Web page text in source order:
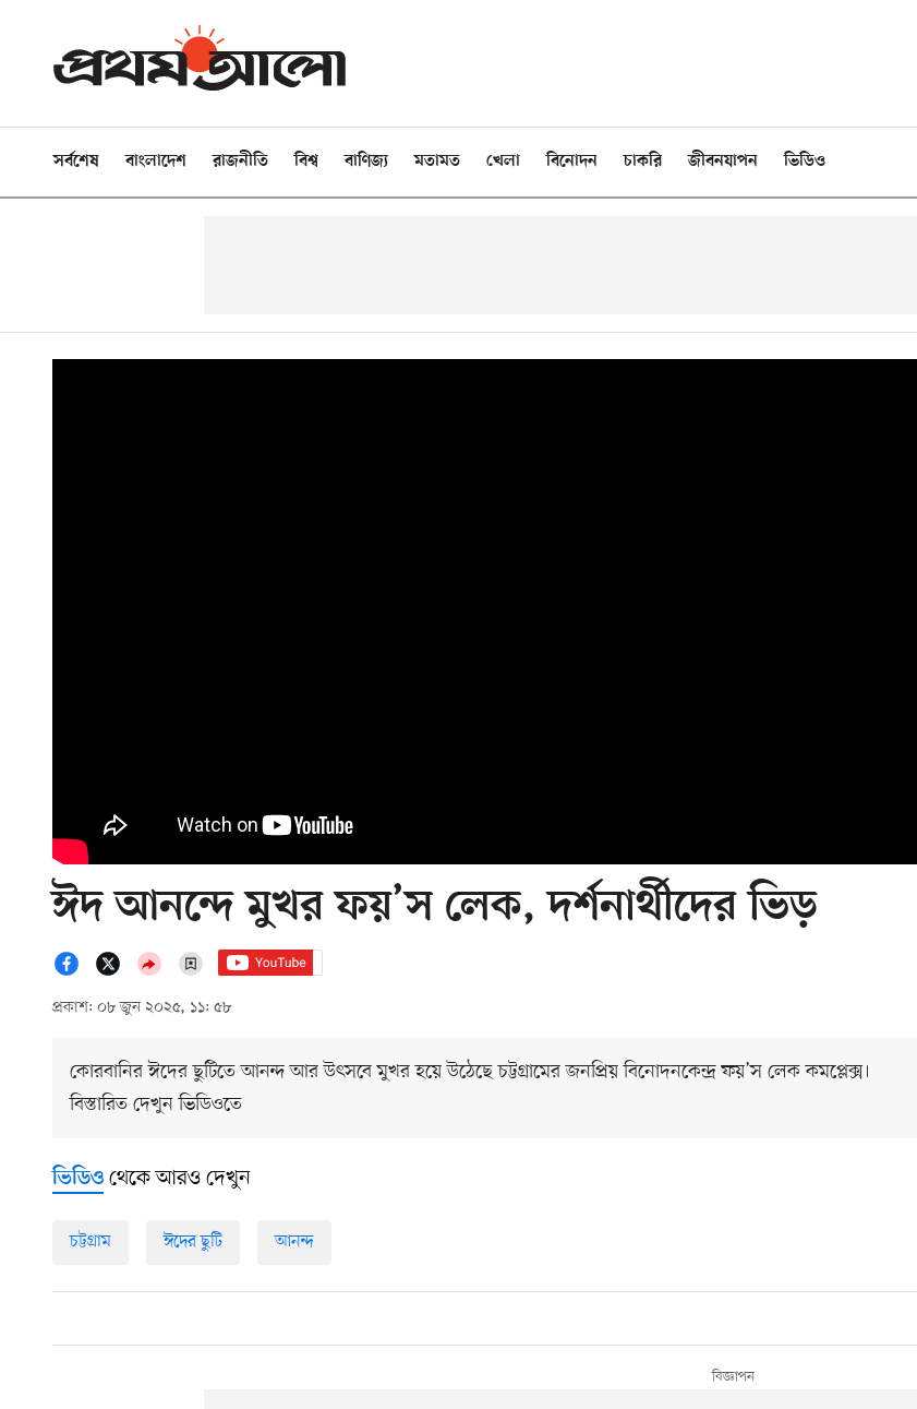
সর্বশেষ বাংলাদেশ রাজনীতি বিশ্ব বাণিজ্য মতামত খেলা বিনোদন চাকরি জীবনযাপন ভিডিও
ঈদ আনন্দে মুখর ফয়’স লেক, দর্শনার্থীদের ভিড়
প্রকাশ: ০৮ জুন ২০২৫, ১১: ৫৮
কোরবানির ঈদের ছুটিতে আনন্দ আর উৎসবে মুখর হয়ে উঠেছে চট্টগ্রামের জনপ্রিয় বিনোদনকেন্দ্র ফয়’স লেক কমপ্লেক্স।
বিস্তারিত দেখুন ভিডিওতে
ভিডিও থেকে আরও দেখুন
চট্টগ্রাম ঈদের ছুটি আনন্দ